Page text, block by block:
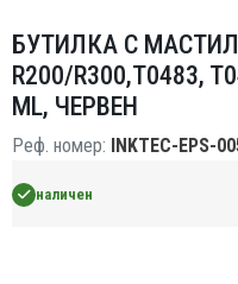
БУТИЛКА С
R200/R300,T0483,
ML, ЧЕРВЕН
Реф. номер: INKTEC-EPS-
наличен